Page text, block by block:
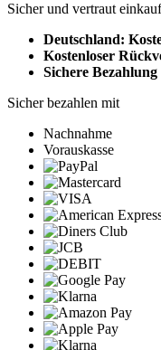
Sicher und vertraut
Deutschland:
Kostenloser
Sichere Bezahlung
Sicher bezahlen mit
Nachnahme
Vorauskasse